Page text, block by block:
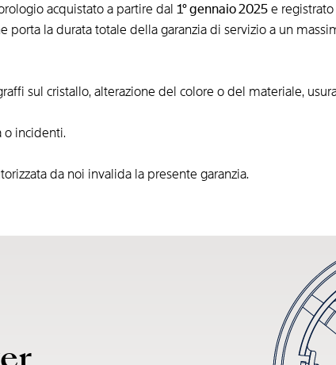
acquistato a partire dal 1° gennaio 2025e registrato
porta la durata totale della garanzia di servizio a un
sul cristallo, alterazione del colore o del materiale,
o incidenti.
da noi invalida la presente garanzia.